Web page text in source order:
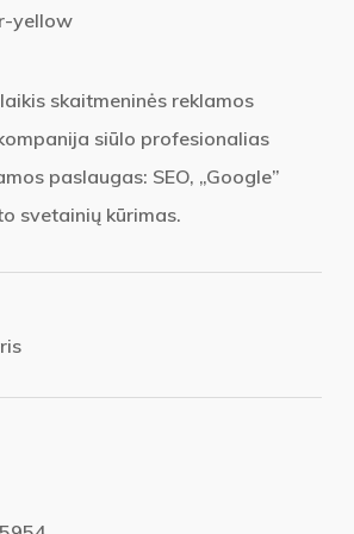
skaitmeninės reklamos
siūlo profesionalias
paslaugas: SEO, „Google”
svetainių kūrimas.